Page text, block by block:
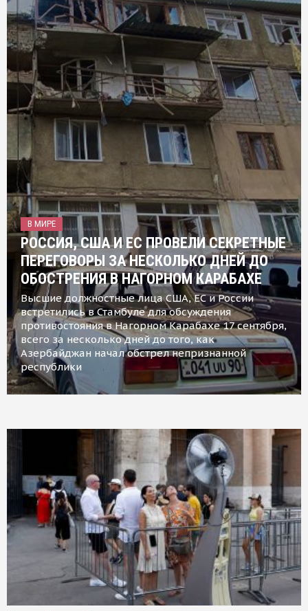
В МИРЕ
РОССИЯ, США И ЕС ПРОВЕЛИ СЕКРЕТНЫЕ
ПЕРЕГОВОРЫ ЗА НЕСКОЛЬКО ДНЕЙ ДО
ОБОСТРЕНИЯ В НАГОРНОМ КАРАБАХЕ
Высшие должностные лица США, ЕС и России
встретились в Стамбуле для обсуждения
противостояния в Нагорном Карабахе 17 сентября,
всего за несколько дней до того, как
Азербайджан начал обстрел непризнанной
республики